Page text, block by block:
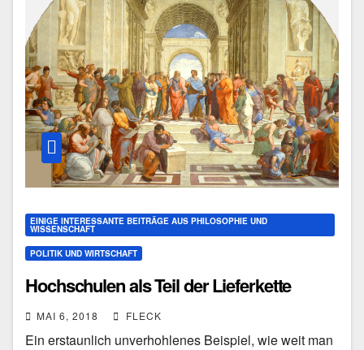
EINIGE INTERESSANTE BEITRÄGE AUS PHILOSOPHIE UND
WISSENSCHAFT
POLITIK UND WIRTSCHAFT
Hochschulen als Teil der Lieferkette
MAI 6, 2018 FLECK
Ein erstaunlich unverhohlenes Beispiel, wie weit man